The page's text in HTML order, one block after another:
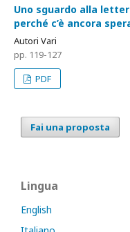
Uno sguardo alla
perché c’è ancora
Autori Vari
pp. 119-127
PDF
Fai una proposta
Lingua
English